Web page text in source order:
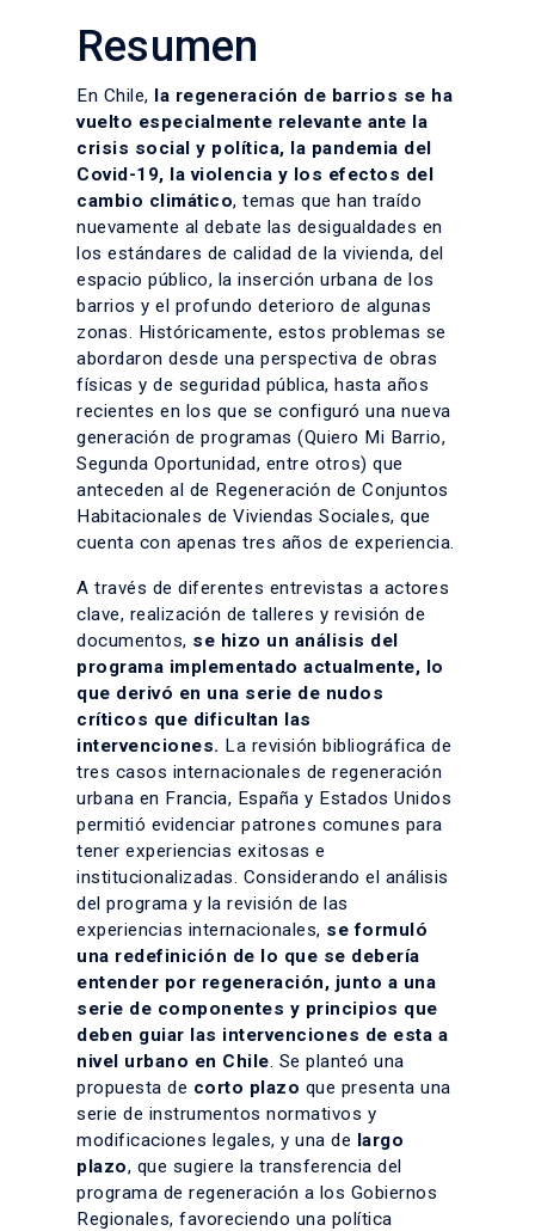
Resumen
En Chile, la regeneración de barrios se ha
vuelto especialmente relevante ante la
crisis social y política, la pandemia del
Covid-19, la violencia y los efectos del
cambio climático, temas que han traído
nuevamente al debate las desigualdades en
los estándares de calidad de la vivienda, del
espacio público, la inserción urbana de los
barrios y el profundo deterioro de algunas
zonas. Históricamente, estos problemas se
abordaron desde una perspectiva de obras
físicas y de seguridad pública, hasta años
recientes en los que se configuró una nueva
generación de programas (Quiero Mi Barrio,
Segunda Oportunidad, entre otros) que
anteceden al de Regeneración de Conjuntos
Habitacionales de Viviendas Sociales, que
cuenta con apenas tres años de experiencia.
A través de diferentes entrevistas a actores
clave, realización de talleres y revisión de
documentos, se hizo un análisis del
programa implementado actualmente, lo
que derivó en una serie de nudos
críticos que dificultan las
intervenciones. La revisión bibliográfica de
tres casos internacionales de regeneración
urbana en Francia, España y Estados Unidos
permitió evidenciar patrones comunes para
tener experiencias exitosas e
institucionalizadas. Considerando el análisis
del programa y la revisión de las
experiencias internacionales, se formuló
una redefinición de lo que se debería
entender por regeneración, junto a una
serie de componentes y principios que
deben guiar las intervenciones de esta a
nivel urbano en Chile. Se planteó una
propuesta de corto plazo que presenta una
serie de instrumentos normativos y
modificaciones legales, y una de largo
plazo, que sugiere la transferencia del
programa de regeneración a los Gobiernos
Regionales, favoreciendo una política